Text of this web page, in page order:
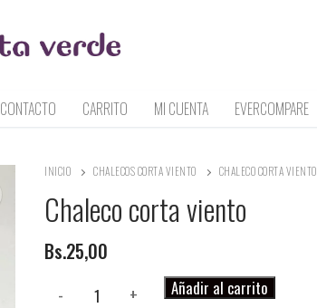
CONTACTO CARRITO MI CUENTA EVERCOMPARE
INICIO CHALECOS CORTA VIENTO CHALECO CORTA VIENTO
Chaleco corta viento
Bs.25,00
- + Añadir al carrito